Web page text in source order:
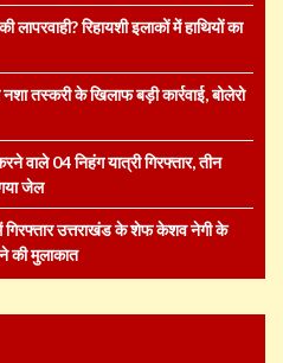
रिहायशी इलाकों में हाथियों का
तस्करी के खिलाफ बड़ी कार्रवाई, बोलेरो
वाले 04 निहंग यात्री गिरफ्तार, तीन
जेल
गिरफ्तार उत्तराखंड के शेफ केशव नेगी के
की मुलाकात